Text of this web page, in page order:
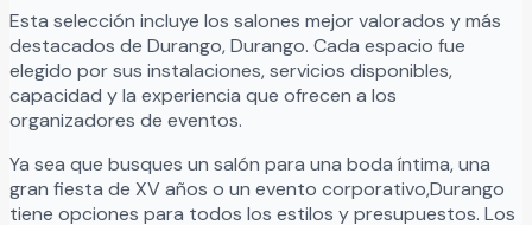
Esta selección incluye los salones mejor valorados y más
destacados de Durango,Durango. Cada espacio fue
elegido por sus instalaciones, servicios disponibles,
capacidad y la experiencia que ofrecen a los
organizadores de eventos.
Ya sea que busques un salón para una boda íntima, una
gran fiesta de XV años o un evento corporativo,Durango
tiene opciones para todos los estilos y presupuestos. Los